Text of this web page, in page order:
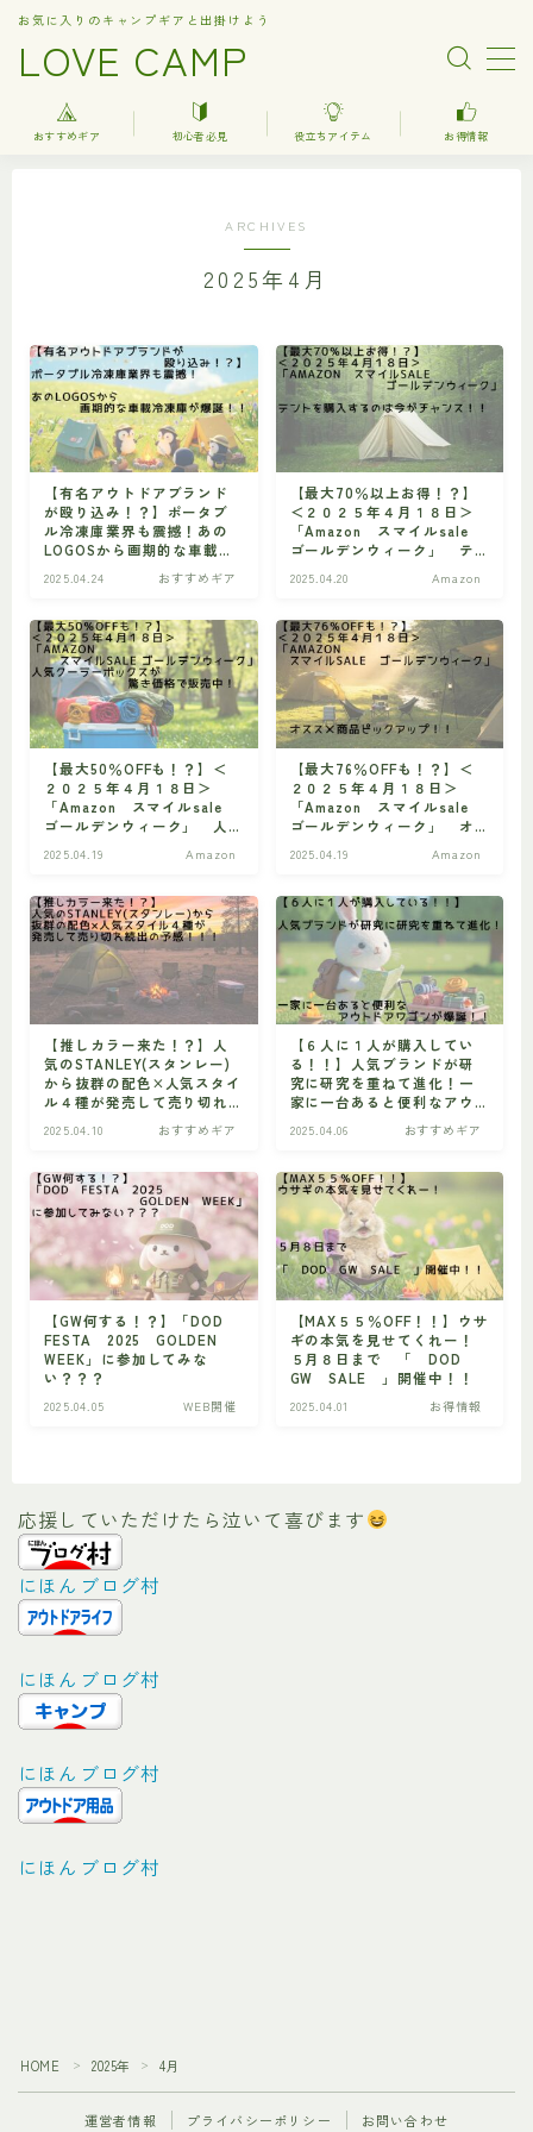
LOVE CAMP
お気に入りのキャンプギアと出掛けよう
調理器具関連（kitchenware）
車中泊
お得情報
楽天お得情報
ビギナー 初心者の方へ
おすすめギア 初心者必見 役立ちアイテム お得情報
ARCHIVES
2025年4月
【有名アウトドアブランド
が殴り込み！？】ポータブ
ル冷凍庫業界も震撼！あの
LOGOSから画期的な車載冷
2025.04.24 おすすめギア
【最大70％以上お得！？】
＜２０２５年４月１８日＞
「Amazon スマイルsale
ゴールデンウィーク」 テ
ャンス！！
2025.04.20 Amazon
【最大50％OFFも！？】＜
２０２５年４月１８日＞
「Amazon スマイルsale
ゴールデンウィーク」 人
価格で販売中！
2025.04.19 Amazon
【最大76％OFFも！？】＜
２０２５年４月１８日＞
「Amazon スマイルsale
ゴールデンウィーク」 オ
プ！！
2025.04.19 Amazon
【推しカラー来た！？】人
気のSTANLEY(スタンレー)
から抜群の配色×人気スタイ
ル４種が発売して売り切れ
2025.04.10 おすすめギア
【６人に１人が購入してい
る！！】人気ブランドが研
究に研究を重ねて進化！一
家に一台あると便利なアウ
トドアワゴンが爆誕！！
2025.04.06 おすすめギア
【GW何する！？】「DOD
FESTA 2025 GOLDEN
WEEK」に参加してみな
い？？？
2025.04.05 WEB開催
【MAX５５％OFF！！】ウサ
ギの本気を見せてくれー！
５月８日まで 「 DOD
GW SALE 」開催中！！
2025.04.01 お得情報
応援していただけたら泣いて喜びます
にほんブログ村
にほんブログ村
にほんブログ村
にほんブログ村
HOME ＞ 2025年 ＞ 4月
運営者情報 プライバシーポリシー お問い合わせ